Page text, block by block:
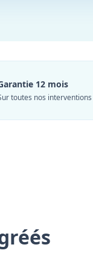
12 mois
toutes nos interventions